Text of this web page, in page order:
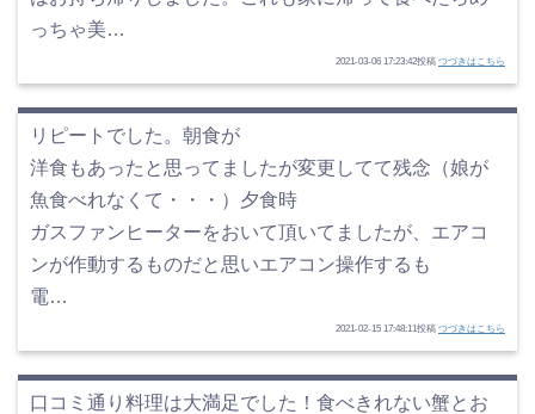
っちゃ美…
2021-03-06 17:23:42投稿 つづきはこちら
リピートでした。朝食が
洋食もあったと思ってましたが変更してて残念（娘が
魚食べれなくて・・・）夕食時
ガスファンヒーターをおいて頂いてましたが、エアコ
ンが作動するものだと思いエアコン操作するも
電…
2021-02-15 17:48:11投稿 つづきはこちら
口コミ通り料理は大満足でした！食べきれない蟹とお